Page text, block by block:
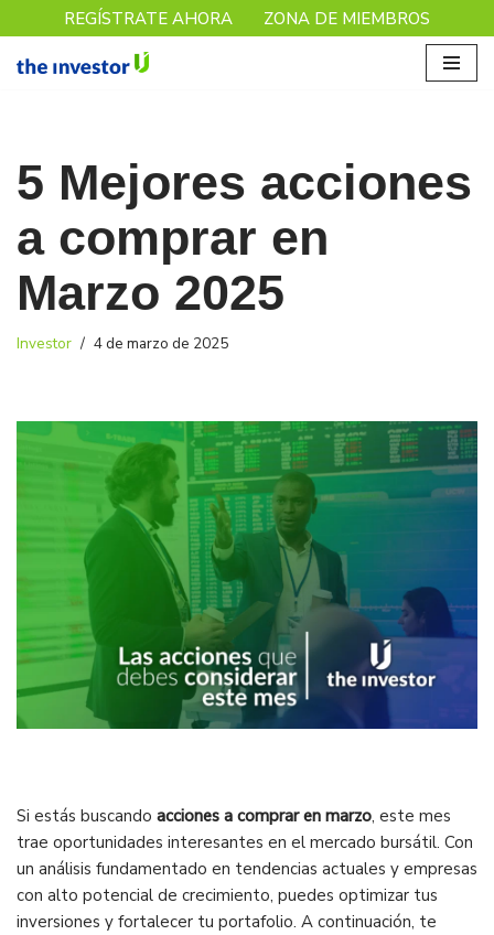
Saltar
REGÍSTRATE AHORA ZONA DE MIEMBROS
5 Mejores acciones
a comprar en
Marzo 2025
Investor 4 de marzo de 2025
Si estás buscando acciones a comprar en marzo, este mes
trae oportunidades interesantes en el mercado bursátil. Con
un análisis fundamentado en tendencias actuales y empresas
con alto potencial de crecimiento, puedes optimizar tus
inversiones y fortalecer tu portafolio. A continuación, te